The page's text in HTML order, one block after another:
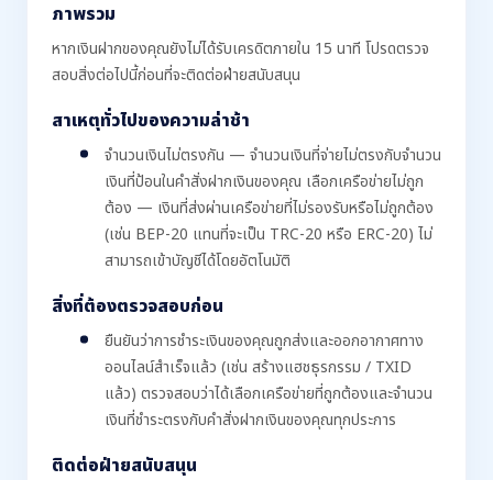
ภาพรวม
หากเงินฝากของคุณยังไม่ได้รับเครดิตภายใน 15 นาที โปรดตรวจ
สอบสิ่งต่อไปนี้ก่อนที่จะติดต่อฝ่ายสนับสนุน
สาเหตุทั่วไปของความล่าช้า
จำนวนเงินไม่ตรงกัน — จำนวนเงินที่จ่ายไม่ตรงกับจำนวน
เงินที่ป้อนในคำสั่งฝากเงินของคุณ เลือกเครือข่ายไม่ถูก
ต้อง — เงินที่ส่งผ่านเครือข่ายที่ไม่รองรับหรือไม่ถูกต้อง
(เช่น BEP-20 แทนที่จะเป็น TRC-20 หรือ ERC-20) ไม่
สามารถเข้าบัญชีได้โดยอัตโนมัติ
สิ่งที่ต้องตรวจสอบก่อน
ยืนยันว่าการชำระเงินของคุณถูกส่งและออกอากาศทาง
ออนไลน์สำเร็จแล้ว (เช่น สร้างแฮชธุรกรรม / TXID
แล้ว) ตรวจสอบว่าได้เลือกเครือข่ายที่ถูกต้องและจำนวน
เงินที่ชำระตรงกับคำสั่งฝากเงินของคุณทุกประการ
ติดต่อฝ่ายสนับสนุน